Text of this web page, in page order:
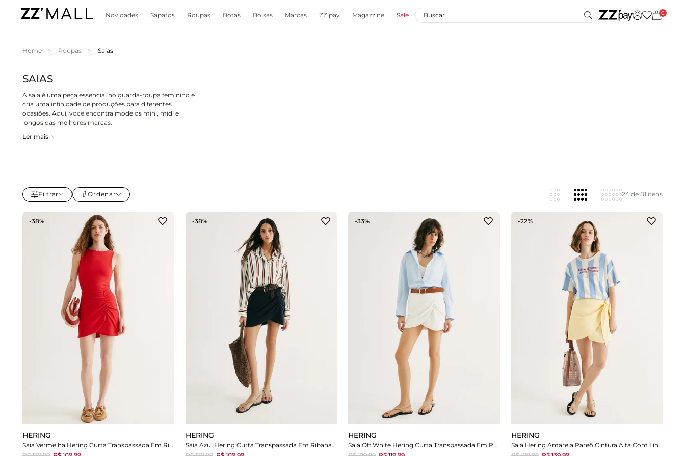
Novidades Sapatos Roupas Botas Bolsas Marcas ZZ pay Magazzine Sale 0
Home Roupas Saias
SAIAS
A saia é uma peça essencial no guarda-roupa feminino e
cria uma infinidade de produções para diferentes
ocasiões. Aqui, você encontra modelos mini, midi e
longos das melhores marcas.
Ler mais
24 de 81 itens
Filtrar Ordenar
-38%
HERING
Saia Vermelha Hering Curta Transpassada Em Ribana Lisa
-38%
HERING
Saia Azul Hering Curta Transpassada Em Ribana Lisa
-33%
HERING
Saia Off White Hering Curta Transpassada Em Ribana Lisa
-22%
HERING
Saia Hering Amarela Pareô Cintura Alta Com Linho